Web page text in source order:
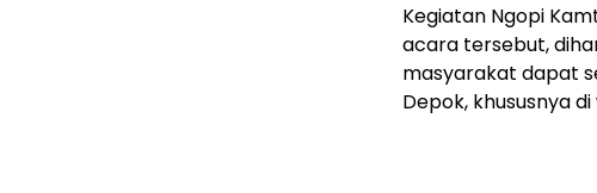
Kegiatan Ngopi
acara tersebut,
masyarakat dapat
Depok, khususnya